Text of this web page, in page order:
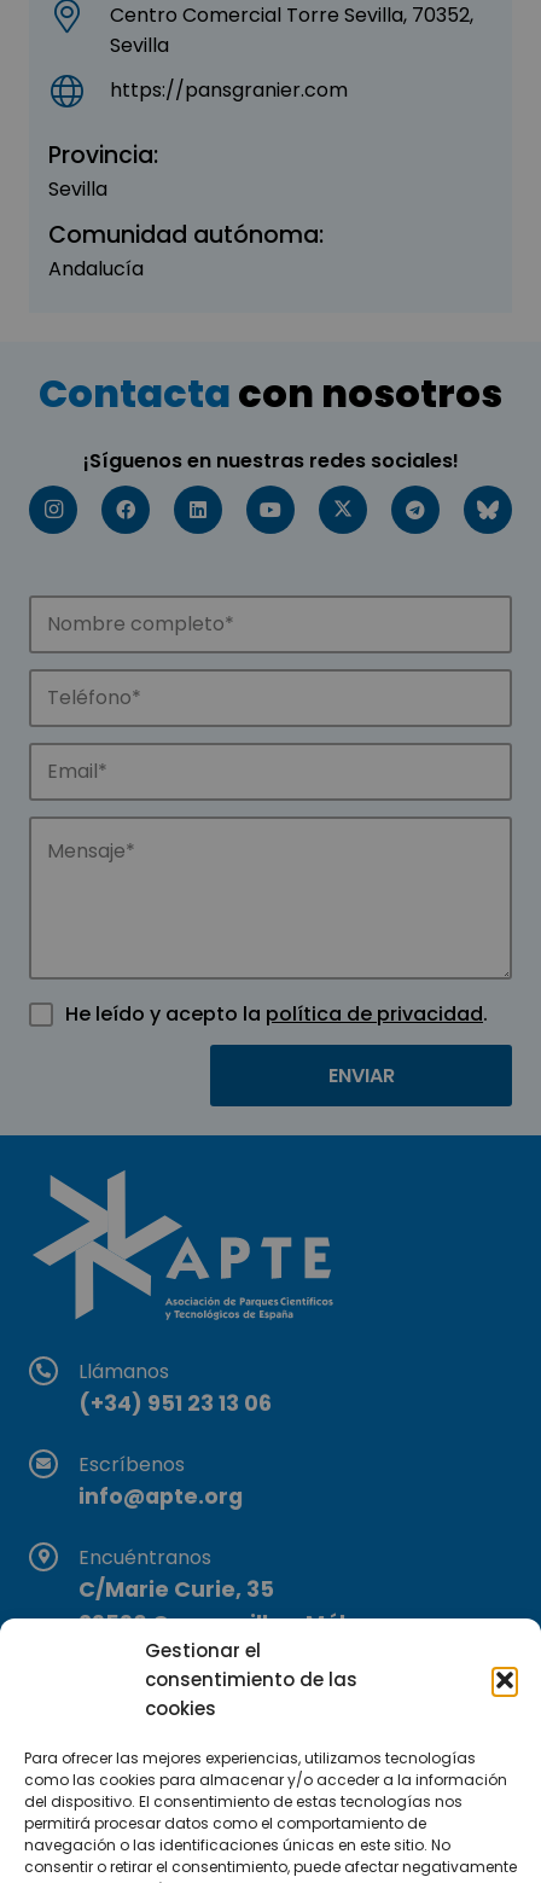
Gestionar el
consentimiento de las
cookies
Para ofrecer las mejores experiencias, utilizamos tecnologías
como las cookies para almacenar y/o acceder a la información
del dispositivo. El consentimiento de estas tecnologías nos
permitirá procesar datos como el comportamiento de
navegación o las identificaciones únicas en este sitio. No
consentir o retirar el consentimiento, puede afectar negativamente
Centro Comercial Torre Sevilla, 70352,
Sevilla
https://pansgranier.com
Provincia:
Sevilla
Comunidad autónoma:
Andalucía
Contactacon nosotros
¡Síguenos en nuestras redes sociales!
He leído y acepto la política de privacidad.
Llámanos
(+34) 951 23 13 06
Escríbenos
info@apte.org
Encuéntranos
C/Marie Curie, 35
29590 Campanillas, Málaga
Suscríbete a nuestra Newsletter